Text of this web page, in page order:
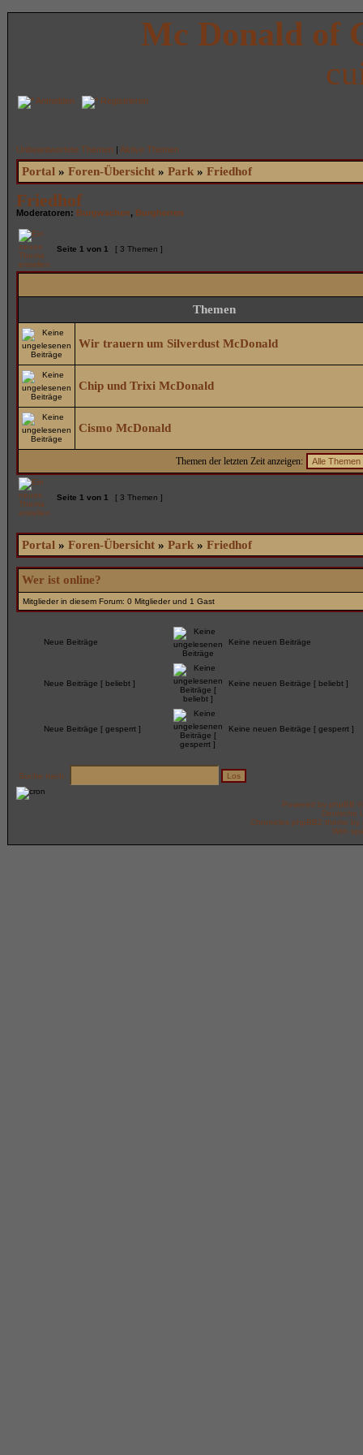
Mc Donald of
Anmelden Registrieren
Unbeantwortete Themen | Aktive Themen
Portal » Foren-Übersicht» Park» Friedhof
Friedhof
Moderatoren: Burgwachen, Burgherren
Seite 1 von 1 [ 3 Themen ]
Themen
Wir trauern um Silverdust McDonald
Chip und Trixi McDonald
Cismo McDonald
Themen der letzten Zeit anzeigen:
Seite 1 von 1 [ 3 Themen ]
Portal » Foren-Übersicht» Park» Friedhof
Wer ist online?
Mitglieder in diesem Forum: 0 Mitglieder und 1 Gast
Neue Beiträge Keine neuen Beiträge
Neue Beiträge [ beliebt ] Keine neuen Beiträge [ beliebt ]
Neue Beiträge [ gesperrt ] Keine neuen Beiträge [ gesperrt ]
Suche nach:
Powered by phpBB
Deutsche
Chronicles phpBB2 theme by
With